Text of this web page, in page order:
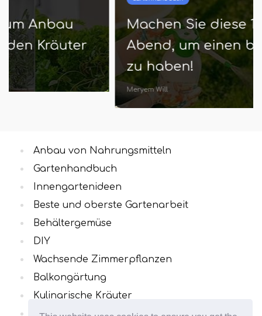
Machen Sie diese 10 Dinge am
Abend, um einen besten Garten
zu haben!
Meryem Will
Anbau von Nahrungsmitteln
Gartenhandbuch
Innengartenideen
Beste und oberste Gartenarbeit
Behältergemüse
DIY
Wachsende Zimmerpflanzen
Balkongärtung
Kulinarische Kräuter
Alle Kategorien